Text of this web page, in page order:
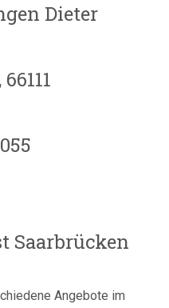
Dieter
Saarbrücken
Angebote im